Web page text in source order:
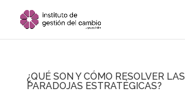
¿QUÉ SON Y CÓMO RESOLVER LAS
PARADOJAS ESTRATÉGICAS?